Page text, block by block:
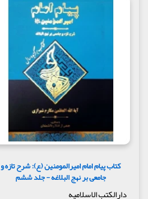
کتاب پیام امام امیرالمومنین (ع): شرح تازه و
جامعی بر نهج البلاغه - جلد ششم
دارالکتب الاسلامیه